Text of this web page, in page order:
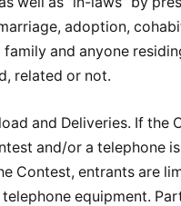
adoption,
and anyone
related or not.
and Deliveries. If the
and/or a telephone
Contest, entrants are
equipment.